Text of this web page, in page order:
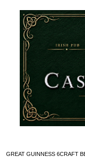
GREAT GUINNESS 6CRAFT